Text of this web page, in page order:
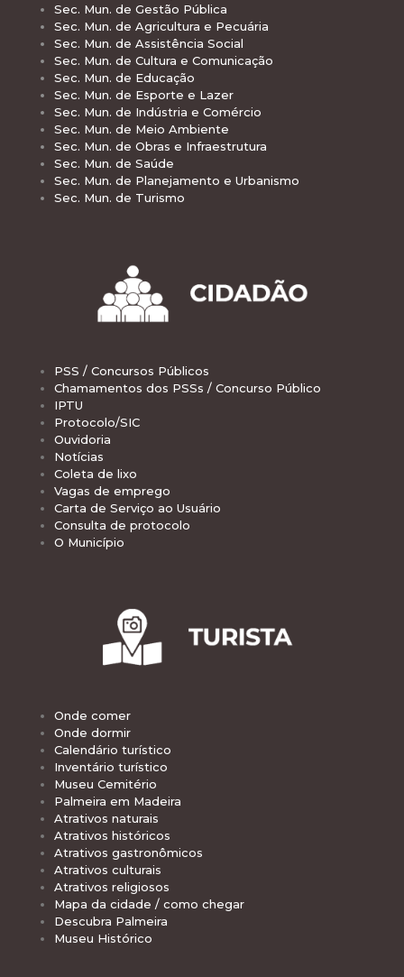
Sec. Mun. de Gestão Pública
Sec. Mun. de Agricultura e Pecuária
Sec. Mun. de Assistência Social
Sec. Mun. de Cultura e Comunicação
Sec. Mun. de Educação
Sec. Mun. de Esporte e Lazer
Sec. Mun. de Indústria e Comércio
Sec. Mun. de Meio Ambiente
Sec. Mun. de Obras e Infraestrutura
Sec. Mun. de Saúde
Sec. Mun. de Planejamento e Urbanismo
Sec. Mun. de Turismo
PSS / Concursos Públicos
Chamamentos dos PSSs / Concurso Público
IPTU
Protocolo/SIC
Ouvidoria
Notícias
Coleta de lixo
Vagas de emprego
Carta de Serviço ao Usuário
Consulta de protocolo
O Município
Onde comer
Onde dormir
Calendário turístico
Inventário turístico
Museu Cemitério
Palmeira em Madeira
Atrativos naturais
Atrativos históricos
Atrativos gastronômicos
Atrativos culturais
Atrativos religiosos
Mapa da cidade / como chegar
Descubra Palmeira
Museu Histórico